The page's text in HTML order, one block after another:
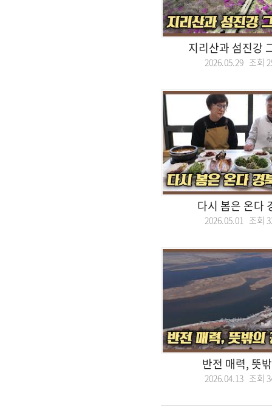
지리산과 섬진강
2026.05.29 조회
다시 봄은 온다
2026.05.01 조회
반전 매력, 뜻
2026.04.13 조회